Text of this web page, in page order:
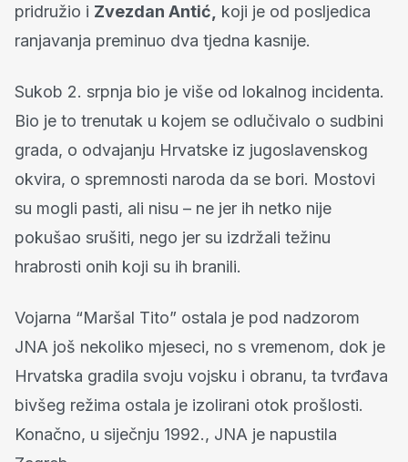
pridružio i Zvezdan Antić,
koji je od posljedica
ranjavanja preminuo dva tjedna kasnije.
Sukob 2. srpnja bio je više od lokalnog incidenta.
Bio je to trenutak u kojem se odlučivalo o sudbini
grada, o odvajanju Hrvatske iz jugoslavenskog
okvira, o spremnosti naroda da se bori. Mostovi
su mogli pasti, ali nisu – ne jer ih netko nije
pokušao srušiti, nego jer su izdržali težinu
hrabrosti onih koji su ih branili.
Vojarna “Maršal Tito” ostala je pod nadzorom
JNA još nekoliko mjeseci, no s vremenom, dok je
Hrvatska gradila svoju vojsku i obranu, ta tvrđava
bivšeg režima ostala je izolirani otok prošlosti.
Konačno, u siječnju 1992., JNA je napustila